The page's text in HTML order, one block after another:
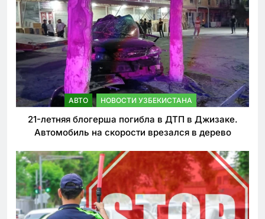
АВТО НОВОСТИ УЗБЕКИСТАНА
21-летняя блогерша погибла в ДТП в Джизаке.
Автомобиль на скорости врезался в дерево